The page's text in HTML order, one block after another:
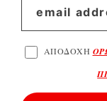
ΑΠΟΔΟΧΗ